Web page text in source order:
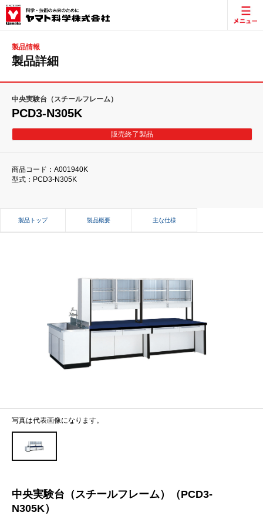
製品情報
製品詳細
中央実験台（スチールフレーム）
PCD3-N305K
販売終了製品
商品コード：A001940K
型式：PCD3-N305K
製品トップ 製品概要 主な仕様
写真は代表画像になります。
中央実験台（スチールフレーム）（PCD3-
N305K）